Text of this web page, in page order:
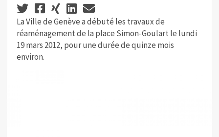
La Ville de Genève a débuté les travaux de
réaménagement de la place Simon-Goulart le lundi
19 mars 2012, pour une durée de quinze mois
environ.